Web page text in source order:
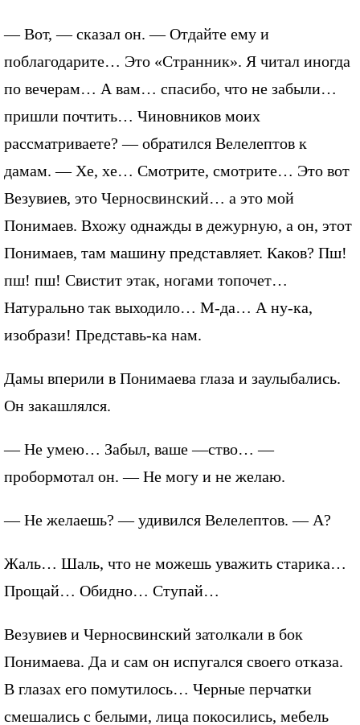
— Вот, — сказал он. — Отдайте ему и
поблагодарите… Это «Странник». Я читал иногда
по вечерам… А вам… спасибо, что не забыли…
пришли почтить… Чиновников моих
рассматриваете? — обратился Велелептов к
дамам. — Хе, хе… Смотрите, смотрите… Это вот
Везувиев, это Черносвинский… а это мой
Понимаев. Вхожу однажды в дежурную, а он, этот
Понимаев, там машину представляет. Каков? Пш!
пш! пш! Свистит этак, ногами топочет…
Натурально так выходило… М-да… А ну-ка,
изобрази! Представь-ка нам.
Дамы вперили в Понимаева глаза и заулыбались.
Он закашлялся.
— Не умею… Забыл, ваше —ство… —
пробормотал он. — Не могу и не желаю.
— Не желаешь? — удивился Велелептов. — А?
Жаль… Шаль, что не можешь уважить старика…
Прощай… Обидно… Ступай…
Везувиев и Черносвинский затолкали в бок
Понимаева. Да и сам он испугался своего отказа.
В глазах его помутилось… Черные перчатки
смешались с белыми, лица покосились, мебель